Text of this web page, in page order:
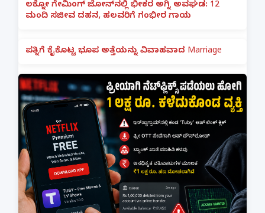
ಲಕ್ನೋ ಗೇಮಿಂಗ್ ಜೋನ್‌ನಲ್ಲಿ ಭೀಕರ ಅಗ್ನಿ ಅವಘಡ: 12
ಮಂದಿ ಸಜೀವ ದಹನ, ಹಲವರಿಗೆ ಗಂಭೀರ ಗಾಯ
ಪತ್ನಿಗೆ ಕೈಕೊಟ್ಟ ಭೂಪ ಅತ್ತೆಯನ್ನು ವಿವಾಹವಾದ Marriage